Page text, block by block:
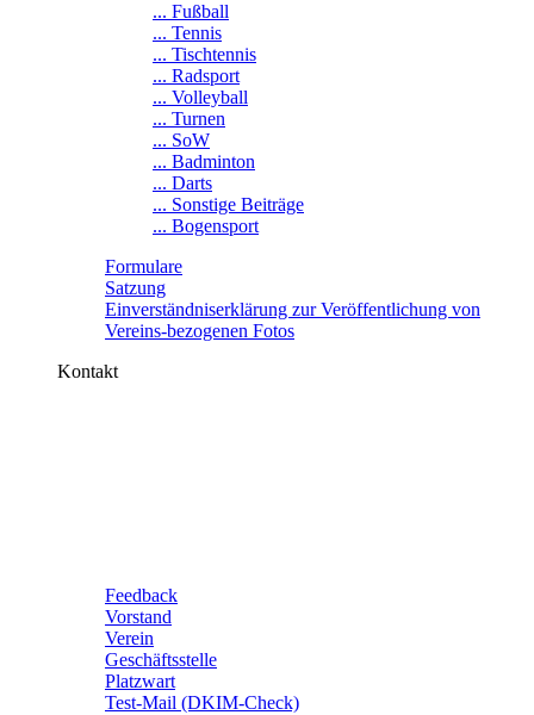
... Fußball
... Tennis
... Tischtennis
... Radsport
... Volleyball
... Turnen
... SoW
... Badminton
... Darts
... Sonstige Beiträge
... Bogensport
Formulare
Satzung
Einverständniserklärung zur Veröffentlichung von
Vereins-bezogenen Fotos
Kontakt
Feedback
Vorstand
Verein
Geschäftsstelle
Platzwart
Test-Mail (DKIM-Check)